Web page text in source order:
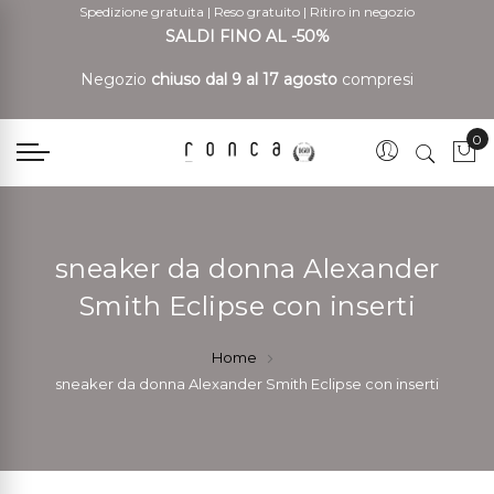
Spedizione gratuita | Reso gratuito | Ritiro in negozio
SALDI FINO AL -50%
Negozio chiuso dal 9 al 17 agosto compresi
0
sneaker da donna Alexander
Smith Eclipse con inserti
Home
sneaker da donna Alexander Smith Eclipse con inserti